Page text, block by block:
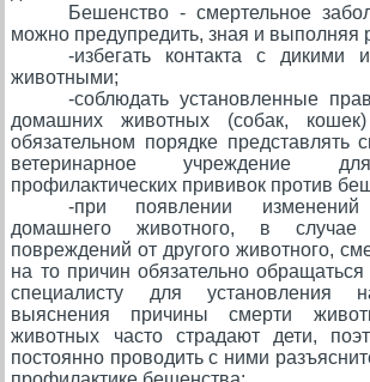
Бешенство - смертельное
можно предупредить, зная и выполняя
-избегать контакта с дикими
животными;
-соблюдать установленные
домашних животных (собак,
обязательном порядке представлять
ветеринарное учреждение
профилактических прививок против
-при появлении
домашнего животного, в
повреждений от другого животного,
на то причин обязательно
специалисту для установления
выяснения причины смерти
животных часто страдают дети,
постоянно проводить с ними